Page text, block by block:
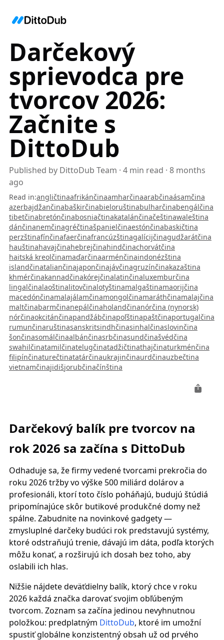
Darčekový
sprievodca pre
tvorcov 2026:
Začnite s
DittoDub
Published by DittoDub Team · 4 min read · 8 months
ago
Read in:angličtinaafrikánčinaamharčinaarabčinaásamčina
azerbajdžančinabaškirčinabieloruštinabulharčinabengálčina
tibetčinabretónčinabosniačtinakatalánčinačeštinawaleština
dánčinanemčinagréčtinašpanielčinaestónčinabaskičtina
perzštinafínčinafaerčinafrancúzštinagalícijčinagudžarátčina
hauštinahavajčinahebrejčinahindčinachorvátčina
haitská kreolčinamaďarčinaarménčinaindonézština
islandčinataliančinajapončinajávčinagruzínčinakazaština
khmérčinakannadčinakórejčinalatinčinaluxemburčina
lingalčinalaoštinalitovčinalotyštinamalgaštinamaorijčina
macedónčinamalajálamčinamongolčinamaráthčinamalajčina
maltčinabarmčinanepálčinaholandčinanórčina (nynorsk)
nórčinaokcitánčinapandžábčinapoľštinapaštčinaportugalčina
rumunčinaruštinasanskritsindhčinasinhalčinaslovinčina
šončinasomálčinaalbánčinasrbčinasundčinašvédčina
swahilčinatamilčinatelugčinatadžičtinathajčinaturkménčina
filipínčinaturečtinatatárčinaukrajinčinaurdčinauzbečtina
vietnamčinajidišjorubčinačínština
Darčekový balík pre tvorcov na
rok 2026 sa začína s DittoDub
Odhaduje sa, že firmy vedené tvorcami prekročia do
roku 2026 tržby vo výške 500 miliárd dolárov a
profesionáli, ktorí toto číslo poháňajú, budujú štúdiá
pripomínajúce skôr butikové produkčné domy než
spálne. Zabudnite na novinkové gadgety —
zmysluplné darčeky budúci rok predstavujú systémy,
ktoré odstraňujú trenie, dávajú im dáta, podľa ktorých
môžu konať, a rozširujú ich dosah bez toho, aby
oslabili ich hlas.
Nižšie nájdete deväťdielny balík, ktorý chce v roku
2026 každá značka darovať svojim obľúbeným
tvorcom. Zoznam sa začína jedinou nevyhnutnou
položkou: predplatným DittoDub, ktoré im umožní
spustiť globálne konzistentný obsah už od prvého